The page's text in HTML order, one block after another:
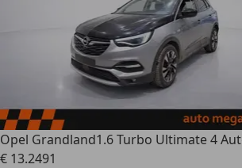
Opel Grandland1.6 Turbo Ultimate 4
€ 13.2491